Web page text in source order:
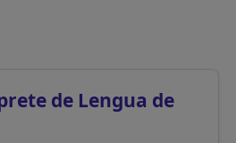
de Lengua de